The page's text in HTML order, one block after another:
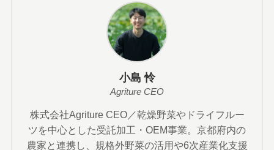
小島 怜
Agriture CEO
株式会社Agriture CEO／乾燥野菜やドライフルー
ツを中心とした受託加工・OEM事業。京都府内の
農家と連携し、規格外野菜の活用や6次産業化支援